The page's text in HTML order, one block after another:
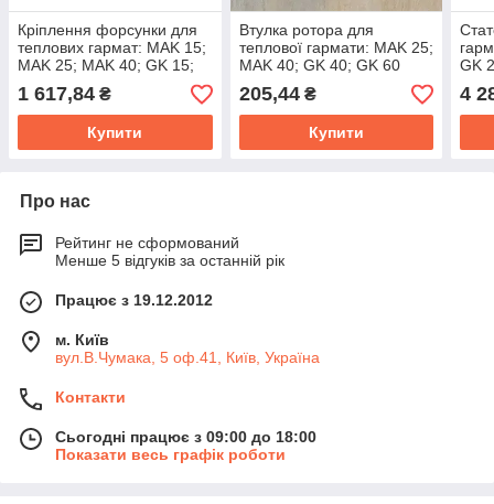
Кріплення форсунки для
теплових гармат: MAK 15;
MAK 25; MAK 40; GK 15;
GK 20; GK28; GK 40; GK
60
1 617,84 ₴
Купити
Втулка ротора для
теплової гармати: MAK 25;
MAK 40; GK 40; GK 60
205,44₴
Купити
GK
4
Про нас
Рейтинг не сформований
Менше 5 відгуків за останній рік
Працює з 19.12.2012
м. Київ
вул.В.Чумака, 5 оф.41, Київ, Україна
Контакти
Сьогодні працює з 09:00 до 18:00
Показати весь графік роботи